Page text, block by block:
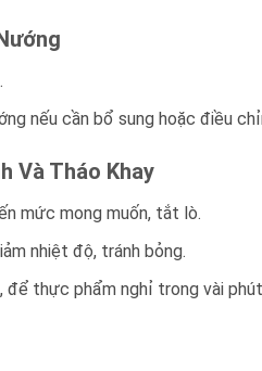
nếu cần bổ sung hoặc điều
Và Tháo Khay
mức mong muốn, tắt lò.
nhiệt độ, tránh bỏng.
để thực phẩm nghỉ trong vài